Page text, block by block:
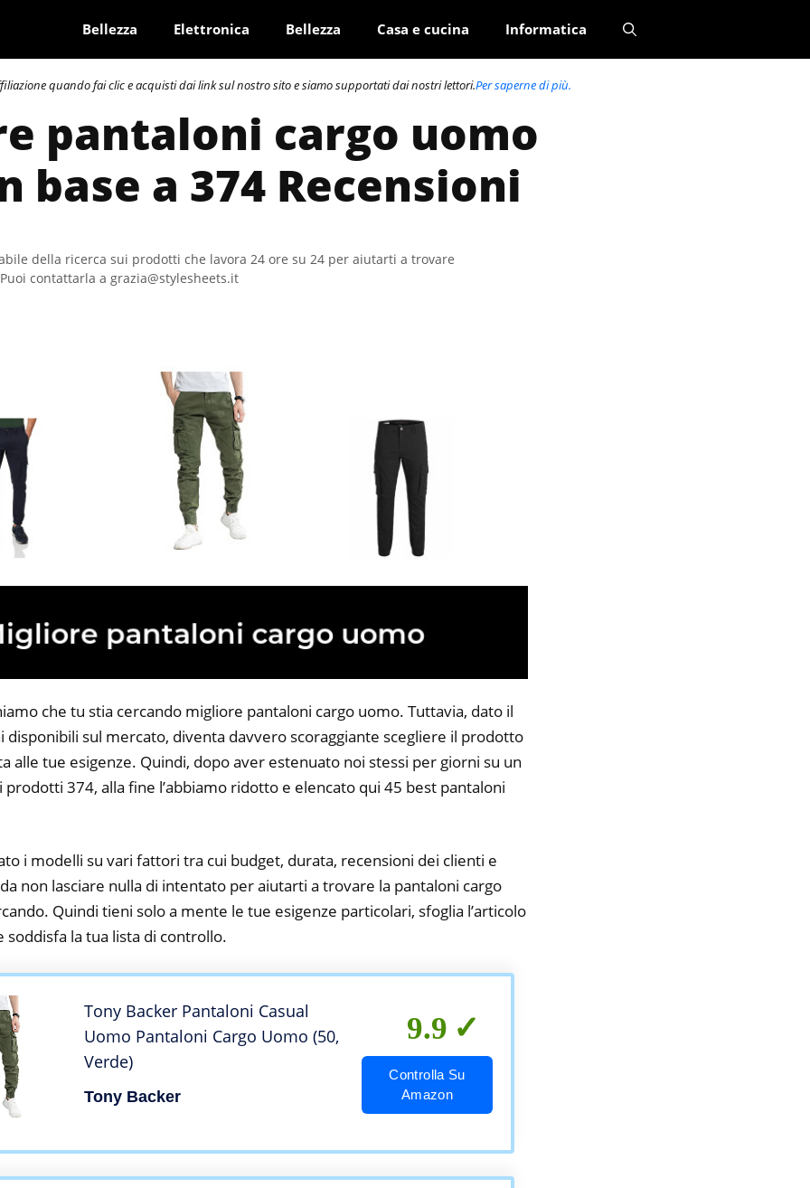
Bellezza Elettronica Bellezza Casa e cucina Informatica
quando fai clic e acquisti dai link sul nostro sito e siamo supportati dai nostri lettori.Per saperne di più.
pantaloni cargo uomo
base a 374 Recensioni
della ricerca sui prodotti che lavora 24 ore su 24 per aiutarti a trovare
contattarla a grazia@stylesheets.it
che tu stia cercando migliore pantaloni cargo uomo. Tuttavia, dato il
disponibili sul mercato, diventa davvero scoraggiante scegliere il prodotto
alle tue esigenze. Quindi, dopo aver estenuato noi stessi per giorni su un
374, alla fine l’abbiamo ridotto e elencato qui 45 best pantaloni
i modelli su vari fattori tra cui budget, durata, recensioni dei clienti e
non lasciare nulla di intentato per aiutarti a trovare la pantaloni cargo
Quindi tieni solo a mente le tue esigenze particolari, sfoglia l’articolo
soddisfa la tua lista di controllo.
Tony Backer Pantaloni Casual
Uomo Pantaloni Cargo Uomo (50,
Verde)
Tony Backer
9.9
Controlla Su
Amazon